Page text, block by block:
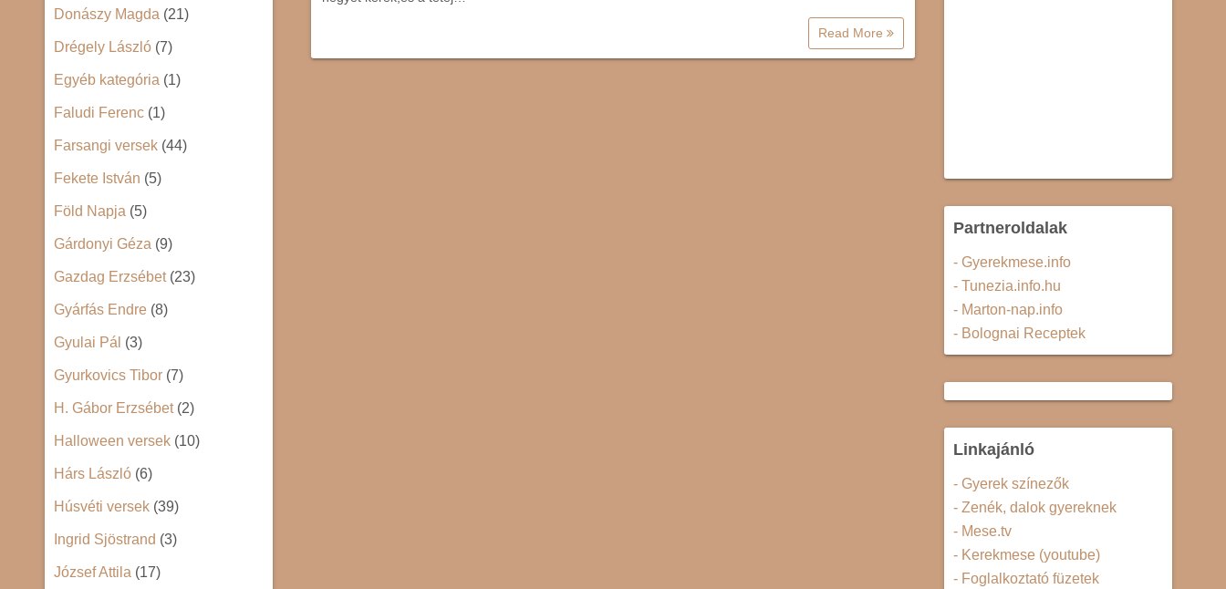
Read More
Donászy Magda (21)
Drégely László (7)
Egyéb kategória (1)
Faludi Ferenc (1)
Farsangi versek (44)
Fekete István (5)
Föld Napja (5)
Gárdonyi Géza (9)
Gazdag Erzsébet(23)
Gyárfás Endre (8)
Gyulai Pál (3)
Gyurkovics Tibor (7)
H. Gábor Erzsébet(2)
Halloween versek (10)
Hárs László (6)
Húsvéti versek (39)
Ingrid Sjöstrand (3)
József Attila (17)
Partneroldalak
- Gyerekmese.info
- Tunezia.info.hu
- Marton-nap.info
- Bolognai Receptek
Linkajánló
- Gyerek színezők
- Zenék, dalok gyereknek
- Mese.tv
- Kerekmese (youtube)
- Foglalkoztató füzetek